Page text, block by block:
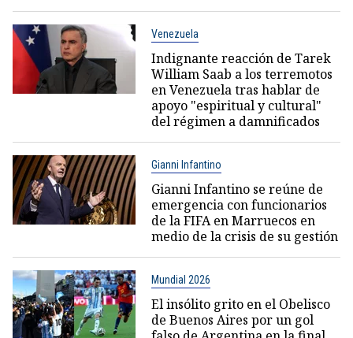
Venezuela
Indignante reacción de Tarek
William Saab a los terremotos
en Venezuela tras hablar de
apoyo "espiritual y cultural"
del régimen a damnificados
Gianni Infantino
Gianni Infantino se reúne de
emergencia con funcionarios
de la FIFA en Marruecos en
medio de la crisis de su gestión
Mundial 2026
El insólito grito en el Obelisco
de Buenos Aires por un gol